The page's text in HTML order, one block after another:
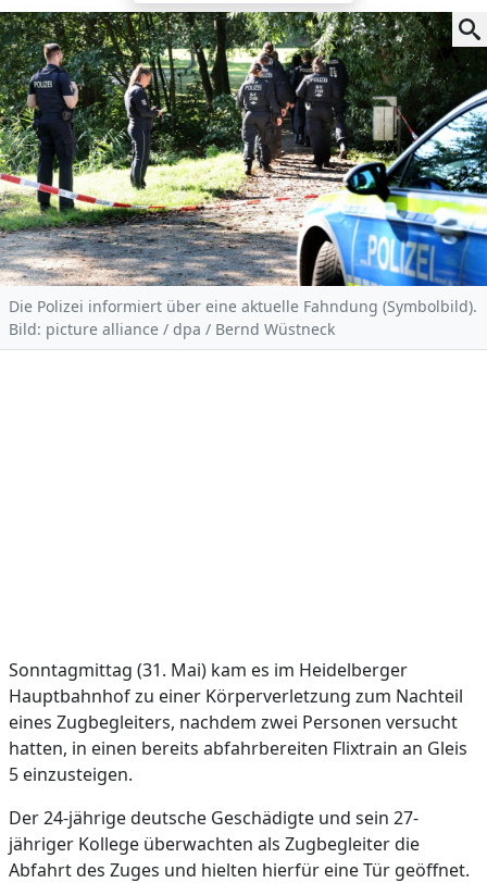
Die Polizei informiert über eine aktuelle Fahndung (Symbolbild).
Bild: picture alliance / dpa / Bernd Wüstneck
Sonntagmittag (31. Mai) kam es im Heidelberger
Hauptbahnhof zu einer Körperverletzung zum Nachteil
eines Zugbegleiters, nachdem zwei Personen versucht
hatten, in einen bereits abfahrbereiten Flixtrain an Gleis
5 einzusteigen.
Der 24-jährige deutsche Geschädigte und sein 27-
jähriger Kollege überwachten als Zugbegleiter die
Abfahrt des Zuges und hielten hierfür eine Tür geöffnet.